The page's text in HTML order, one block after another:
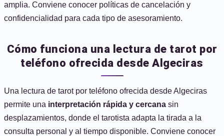
amplia. Conviene conocer políticas de cancelación y
confidencialidad para cada tipo de asesoramiento.
Cómo funciona una lectura de tarot por
teléfono ofrecida desde Algeciras
Una lectura de tarot por teléfono ofrecida desde Algeciras
permite una interpretación rápida y cercana sin
desplazamientos, donde el tarotista adapta la tirada a la
consulta personal y al tiempo disponible. Conviene conocer